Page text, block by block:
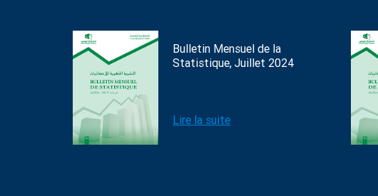
Bulletin Mensuel de la
Statistique, Juillet 2024
Lire la suite